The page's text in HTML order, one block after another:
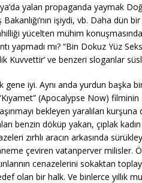
yalan propaganda yaymak
Bakanlığı’nın işiydi, vb. Daha dün
yücelten mühim
yapmadı mı? “Bin Dokuz Yüz
Kuvvettir’ ve benzeri sloganlar
gene iyi. Aynı anda yurdun başka
(Apocalypse Now)
bekleyen yaralıları
benzin döküp yakan, çıplak
zırhlı aracın arkasında
çeviren vatanperver milisler.
cenazelerini sokaktan
olan bir halk. Ve binlerce yıllık